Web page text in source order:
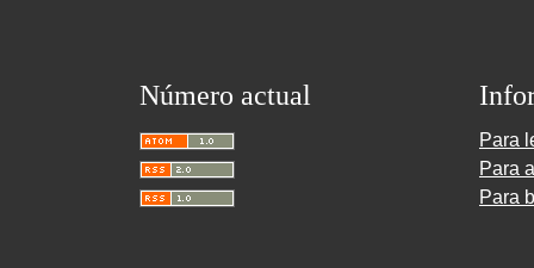
Número actual
Para
Para
Para